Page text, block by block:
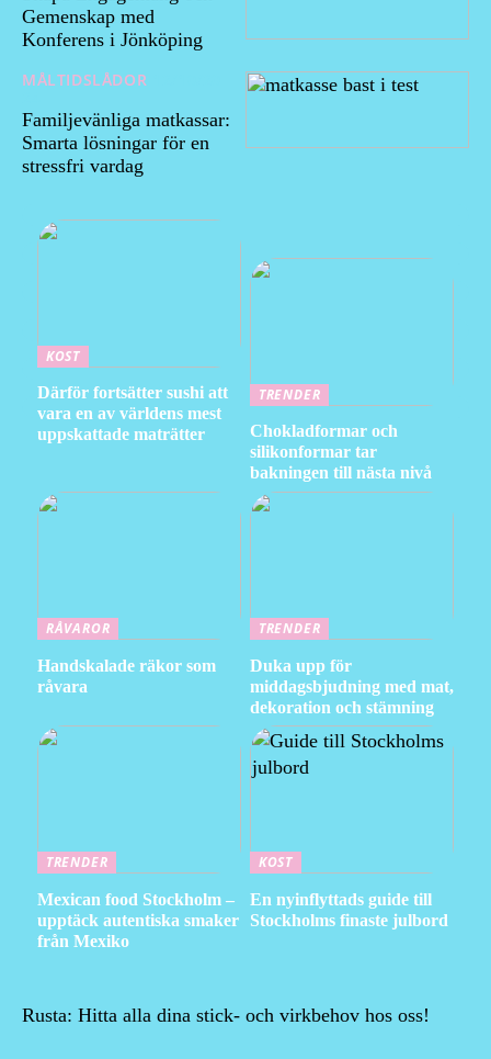
Gemenskap med
Konferens i Jönköping
MÅLTIDSLÅDOR
Familjevänliga matkassar:
Smarta lösningar för en
stressfri vardag
KOST
Därför fortsätter sushi att
vara en av världens mest
uppskattade maträtter
TRENDER
Chokladformar och
silikonformar tar
bakningen till nästa nivå
RÅVAROR
Handskalade räkor som
råvara
TRENDER
Duka upp för
middagsbjudning med mat,
dekoration och stämning
TRENDER
Mexican food Stockholm –
upptäck autentiska smaker
från Mexiko
KOST
En nyinflyttads guide till
Stockholms finaste julbord
Rusta: Hitta alla dina stick- och virkbehov hos oss!